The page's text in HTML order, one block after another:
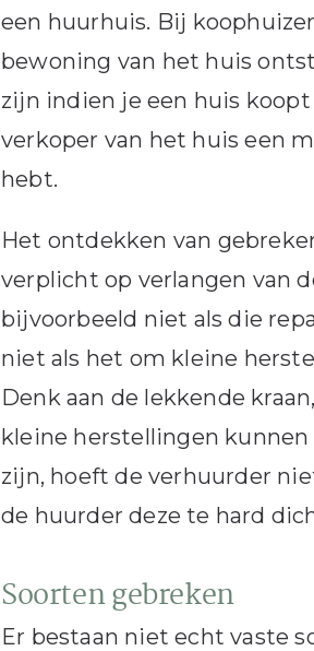
een huurhuis. Bij
bewoning van het huis
zijn indien je een huis
verkoper van het huis een
hebt.
Het ontdekken van
verplicht op verlangen van
bijvoorbeeld niet als die
niet als het om kleine
Denk aan de lekkende kraan,
kleine herstellingen kunnen
zijn, hoeft de verhuurder
de huurder deze te hard
Soorten gebreken
Er bestaan niet echt vaste